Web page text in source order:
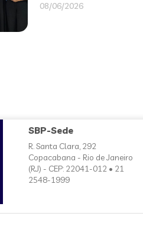
08/06/2026
SBP-Sede
R. Santa Clara, 292
Copacabana - Rio de Janeiro
(RJ) - CEP: 22041-012 • 21
2548-1999